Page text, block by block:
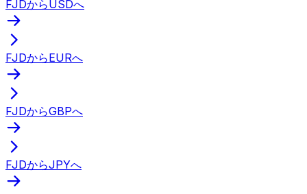
FJDからUSDへ
FJDからEURへ
FJDからGBPへ
FJDからJPYへ